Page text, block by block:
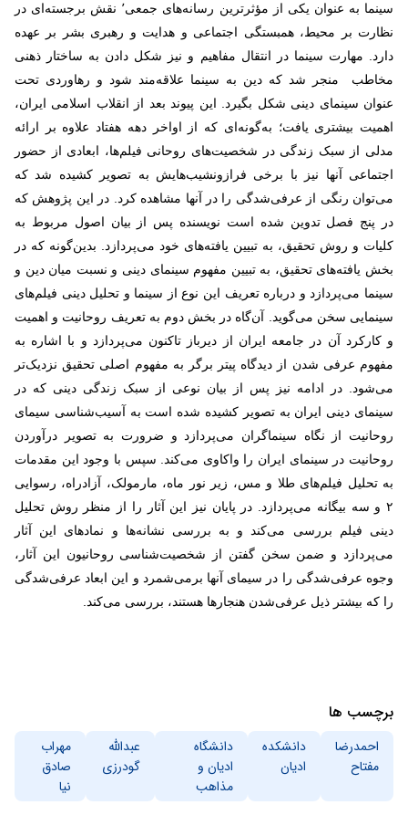
سینما به عنوان یکی از مؤثرترین رسانه‌های جمعی٬ نقش برجسته‌ای در
نظارت بر محیط، همبستگی اجتماعی و هدایت و رهبری بشر بر عهده
دارد. مهارت سینما در انتقال مفاهیم و نیز شکل دادن به ساختار ذهنی
مخاطب منجر شد که دین به سینما علاقه‌مند شود و رهاوردی تحت
عنوان سینمای دینی شکل بگیرد. این پیوند بعد از انقلاب اسلامی ایران،
اهمیت بیشتری یافت؛ به‌گونه‌ای که از اواخر دهه هفتاد علاوه بر ارائه
مدلی از سبک زندگی در شخصیت‌های روحانی فیلم‌ها، ابعادی از حضور
اجتماعی آنها نیز با برخی فرازونشیب‌هایش به تصویر کشیده شد که
می‌توان رنگی از عرفی‌شدگی را در آنها مشاهده کرد. در این پژوهش که
در پنج فصل تدوین شده است نویسنده پس از بیان اصول مربوط به
کلیات و روش تحقیق، به تبیین یافته‌های خود می‌پردازد. بدین‌گونه که در
بخش یافته‌های تحقیق، به تبیین مفهوم سینمای دینی و نسبت میان دین و
سینما می‌پردازد و درباره تعریف این نوع از سینما و تحلیل دینی فیلم‌های
سینمایی سخن می‌گوید. آن‌گاه در بخش دوم به تعریف روحانیت و اهمیت
و کارکرد آن در جامعه ایران از دیرباز تاکنون می‌پردازد و با اشاره به
مفهوم عرفی شدن از دیدگاه پیتر برگر به مفهوم اصلی تحقیق نزدیک‌تر
می‌شود. در ادامه نیز پس از بیان نوعی از سبک زندگی دینی که در
سینمای دینی ایران به تصویر کشیده شده است به آسیب‌شناسی سیمای
روحانیت از نگاه سینماگران می‌پردازد و ضرورت به تصویر درآوردن
روحانیت در سینمای ایران را واکاوی می‌کند. سپس با وجود این مقدمات
به تحلیل فیلم‌های طلا و مس، زیر نور ماه، مارمولک، آزادراه، رسوایی
۲ و سه بیگانه می‌پردازد. در پایان نیز این آثار را از منظر روش تحلیل
دینی فیلم بررسی می‌کند و به بررسی نشانه‌ها و نمادهای این آثار
می‌پردازد و ضمن سخن گفتن از شخصیت‌شناسی روحانیون این آثار،
وجوه عرفی‌شدگی را در سیمای آنها برمی‌شمرد و این ابعاد عرفی‌شدگی
را که بیشتر ذیل عرفی‌شدن هنجارها هستند، بررسی می‌کند.
برچسب ها
احمدرضا
مفتاح
دانشکده
ادیان
دانشگاه
ادیان و
مذاهب
عبدالله
گودرزی
مهراب
صادق
نیا